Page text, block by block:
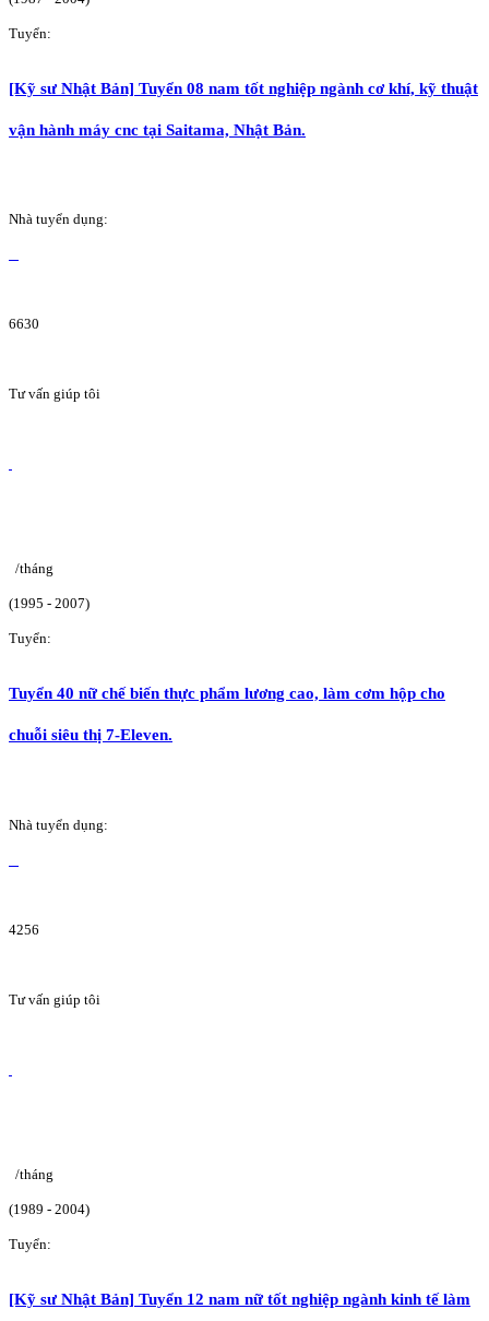
Tuyển:
[Kỹ sư Nhật Bản] Tuyển 08 nam tốt nghiệp ngành cơ khí, kỹ thuật
vận hành máy cnc tại Saitama, Nhật Bản.
Nhà tuyển dụng:
6630
Tư vấn giúp tôi
/tháng
(1995 - 2007)
Tuyển:
Tuyển 40 nữ chế biến thực phẩm lương cao, làm cơm hộp cho
chuỗi siêu thị 7-Eleven.
Nhà tuyển dụng:
4256
Tư vấn giúp tôi
/tháng
(1989 - 2004)
Tuyển:
[Kỹ sư Nhật Bản] Tuyển 12 nam nữ tốt nghiệp ngành kinh tế làm